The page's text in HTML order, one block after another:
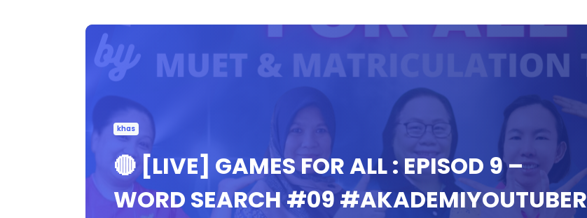
khas
🔴 [LIVE] GAMES FOR ALL : EPISOD 9 –
WORD SEARCH #09 #AKADEMIYOUTUBER